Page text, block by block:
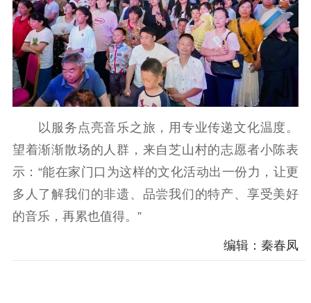
以服务点亮音乐之旅，用专业传递文化温度。
望着渐渐散场的人群，来自芝山村的志愿者小陈表
示：“能在家门口为这样的文化活动出一份力，让更
多人了解我们的非遗、品尝我们的特产、享受美好
的音乐，再累也值得。”
编辑：秦春凤